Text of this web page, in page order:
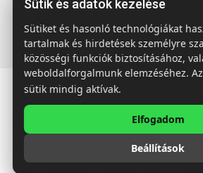
Főoldal Termékek Gyerekek &
Színező készlet fa
Étkezés & Ivás
Wellness & Ápolás
Sütik és adatok kezelése
Sütiket és hasonló technológiákat
tartalmak és hirdetések személyre
közösségi funkciók biztosításához,
weboldalforgalmunk elemzéséhez. Az
sütik mindig aktívak.
Elfogadom
Beállítások